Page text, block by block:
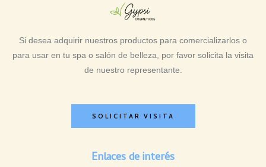
Si desea adquirir nuestros productos para comercializarlos o
para usar en tu spa o salón de belleza, por favor solicita la visita
de nuestro representante.
SOLICITAR VISITA
Enlaces de interés